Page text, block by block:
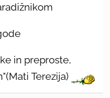
in preproste,
Terezija)